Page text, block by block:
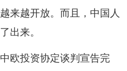
来越开放。而且，中国人
出来。
投资协定谈判宣告完